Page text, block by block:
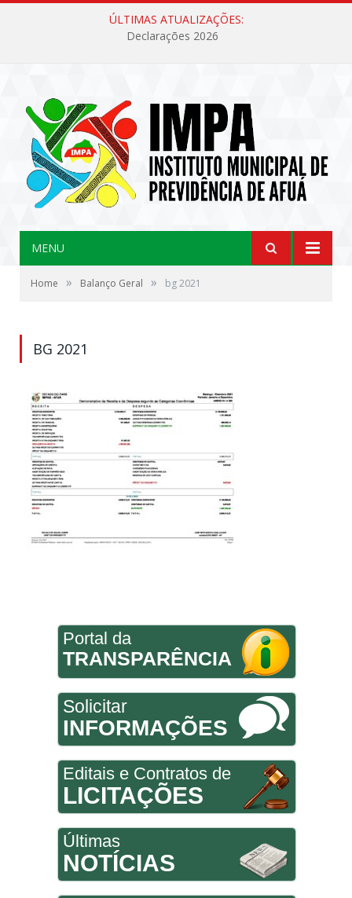
ÚLTIMAS ATUALIZAÇÕES:
Declarações 2026
MENU
Home » Balanço Geral » bg 2021
BG 2021
Portal da
TRANSPARÊNCIA
Solicitar
INFORMAÇÕES
Editais e Contratos de
LICITAÇÕES
Últimas
NOTÍCIAS